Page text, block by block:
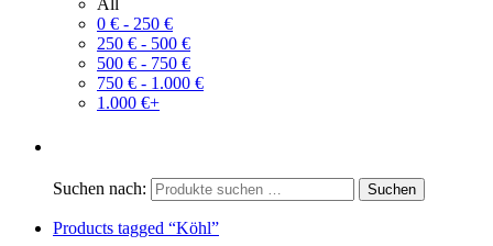
0 € - 250 €
250 € - 500 €
500 € - 750 €
750 € - 1.000 €
1.000 €+
Suchen nach:
Products tagged “Köhl”